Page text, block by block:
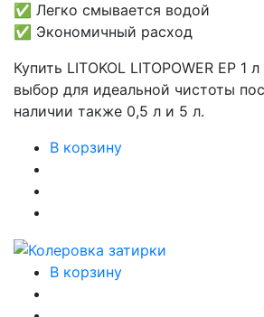
✅ Легко смывается водой
✅ Экономичный расход
Купить LITOKOL LITOPOWER EP 1
выбор для идеальной чистоты
наличии также 0,5 л и 5 л.
В корзину
В корзину